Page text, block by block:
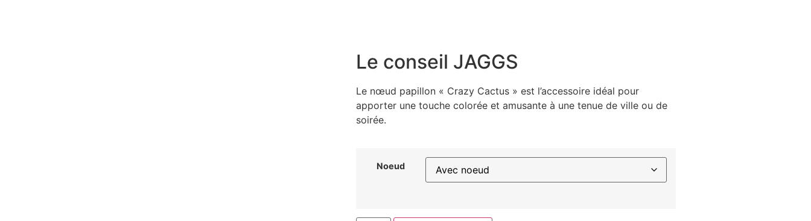
Le conseil JAGGS
Le nœud papillon « Crazy Cactus » est l’accessoire idéal pour
apporter une touche colorée et amusante à une tenue de ville ou de
soirée.
Noeud